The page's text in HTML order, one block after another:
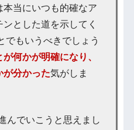
本当にいつも的確なア
とした道を示してく
でもいうべきでしょう
何かが明確になり、
が分かった気がしま
んでいこうと思えまし